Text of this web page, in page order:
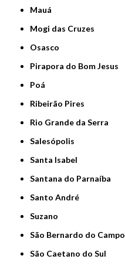
Mauá
Mogi das Cruzes
Osasco
Pirapora do Bom Jesus
Poá
Ribeirão Pires
Rio Grande da Serra
Salesópolis
Santa Isabel
Santana do Parnaíba
Santo André
Suzano
São Bernardo do Campo
São Caetano do Sul